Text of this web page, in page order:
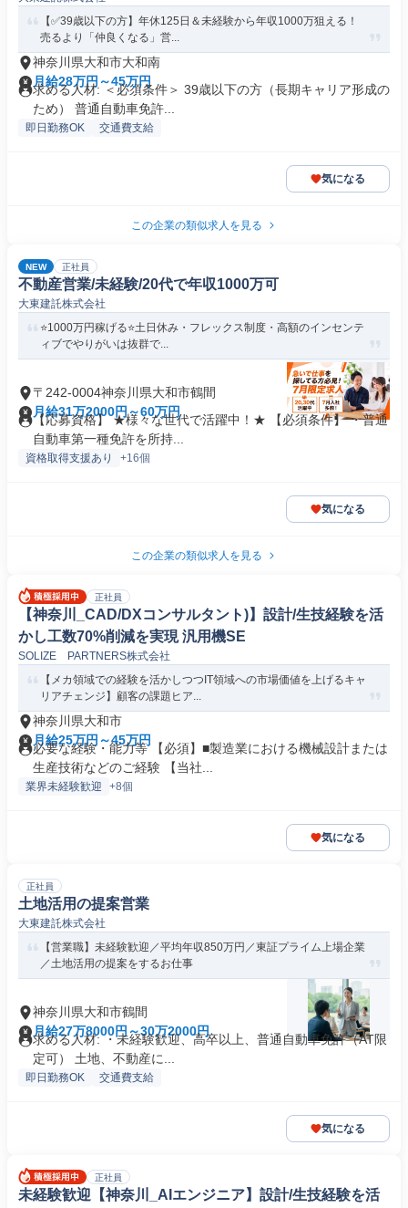
【✅39歳以下の方】年休125日＆未経験から年収1000万狙える！
売るより「仲良くなる」営...
神奈川県大和市大和南
月給28万円～45万円
求める人材: ＜必須条件＞ 39歳以下の方（長期キャリア形成の
ため） 普通自動車免許...
即日勤務OK 交通費支給
気になる
この企業の類似求人を見る
NEW 正社員
不動産営業/未経験/20代で年収1000万可
大東建託株式会社
⭐️1000万円稼げる⭐️土日休み・フレックス制度・高額のインセンテ
ィブでやりがいは抜群で...
〒242-0004神奈川県大和市鶴間
月給31万2000円～60万円
【応募資格】 ★様々な世代で活躍中！★ 【必須条件】 ・普通
自動車第一種免許を所持...
資格取得支援あり +16個
気になる
この企業の類似求人を見る
正社員
【神奈川_CAD/DXコンサルタント)】設計/生技経験を活
かし工数70%削減を実現 汎用機SE
SOLIZE PARTNERS株式会社
【メカ領域での経験を活かしつつIT領域への市場価値を上げるキャ
リアチェンジ】顧客の課題ヒア...
神奈川県大和市
月給25万円～45万円
必要な経験・能力等 【必須】■製造業における機械設計または
生産技術などのご経験 【当社...
業界未経験歓迎 +8個
気になる
正社員
土地活用の提案営業
大東建託株式会社
【営業職】未経験歓迎／平均年収850万円／東証プライム上場企業
／土地活用の提案をするお仕事
神奈川県大和市鶴間
月給27万8000円～30万2000円
求める人材: ・未経験歓迎、高卒以上、普通自動車免許（AT限
定可） 土地、不動産に...
即日勤務OK 交通費支給
気になる
正社員
未経験歓迎【神奈川_AIエンジニア】設計/生技経験を活